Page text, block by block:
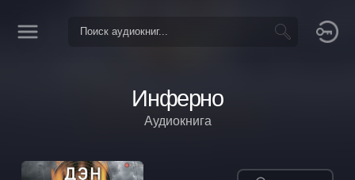
Инферно
Аудиокнига